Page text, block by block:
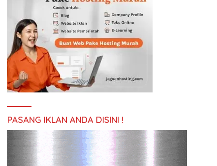
PASANG IKLAN ANDA DISINI !